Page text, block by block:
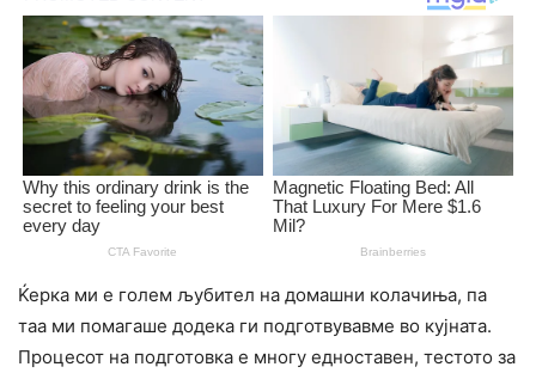
Ќерка ми е голем љубител на домашни колачиња, па
таа ми помагаше додека ги подготвувавме во кујната.
Процесот на подготовка е многу едноставен, тестото за